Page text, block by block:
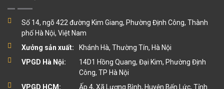
Số 14, ngõ 422 đường Kim Giang, Phường Định Công, Thành
phố Hà Nội, Việt Nam
Xưởng sản xuất:
Khánh Hà, Thường Tín, Hà Nội
VPGD Hà Nội:
14D1 Hồng Quang, Đại Kim, Phường Định
Công, TP Hà Nội
VPGD HCM:
Ấp 4, Xã Lương Bình, Huyện Bến Lức, Tỉnh